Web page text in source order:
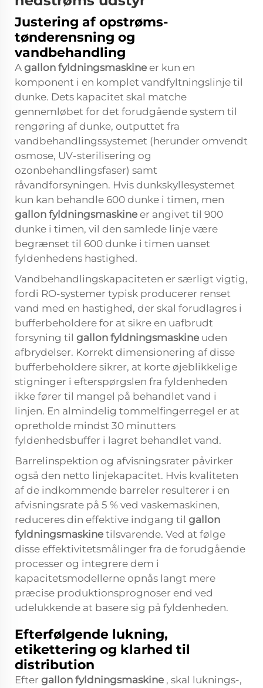
Justering af opstrøms-
tønderensning og
vandbehandling
A gallon fyldningsmaskine er kun en
komponent i en komplet vandfyltningslinje til
dunke. Dets kapacitet skal matche
gennemløbet for det forudgående system til
rengøring af dunke, outputtet fra
vandbehandlingssystemet (herunder omvendt
osmose, UV-sterilisering og
ozonbehandlingsfaser) samt
råvandforsyningen. Hvis dunkskyllesystemet
kun kan behandle 600 dunke i timen, men
gallon fyldningsmaskine er angivet til 900
dunke i timen, vil den samlede linje være
begrænset til 600 dunke i timen uanset
fyldenhedens hastighed.
Vandbehandlingskapaciteten er særligt vigtig,
fordi RO-systemer typisk producerer renset
vand med en hastighed, der skal forudlagres i
bufferbeholdere for at sikre en uafbrudt
forsyning til gallon fyldningsmaskine uden
afbrydelser. Korrekt dimensionering af disse
bufferbeholdere sikrer, at korte øjeblikkelige
stigninger i efterspørgslen fra fyldenheden
ikke fører til mangel på behandlet vand i
linjen. En almindelig tommelfingerregel er at
opretholde mindst 30 minutters
fyldenhedsbuffer i lagret behandlet vand.
Barrelinspektion og afvisningsrater påvirker
også den netto linjekapacitet. Hvis kvaliteten
af de indkommende barreler resulterer i en
afvisningsrate på 5 % ved vaskemaskinen,
reduceres din effektive indgang til gallon
fyldningsmaskine tilsvarende. Ved at følge
disse effektivitetsmålinger fra de forudgående
processer og integrere dem i
kapacitetsmodellerne opnås langt mere
præcise produktionsprognoser end ved
udelukkende at basere sig på fyldenheden.
Efterfølgende lukning,
etikettering og klarhed til
distribution
Efter gallon fyldningsmaskine , skal luknings-,